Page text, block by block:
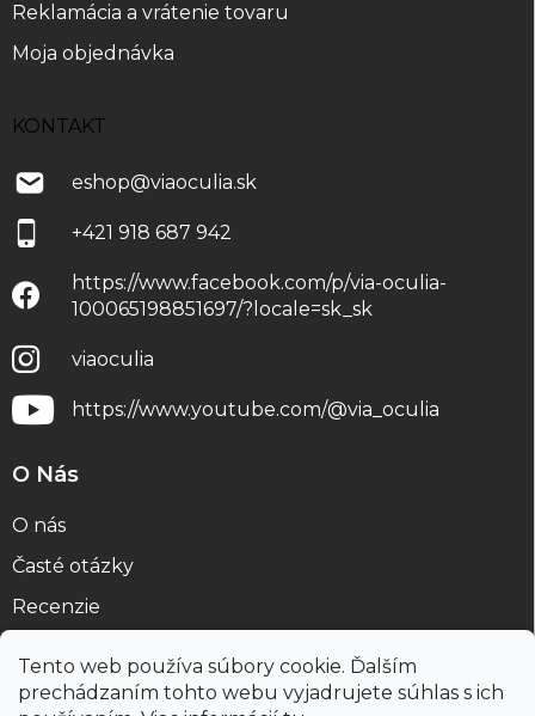
Tento web používa súbory cookie. Ďalším
prechádzaním tohto webu vyjadrujete súhlas s ich
Reklamácia a vrátenie tovaru
Moja objednávka
KONTAKT
eshop@viaoculia.sk
+421 918 687 942
https://www.facebook.com/p/via-oculia-
100065198851697/?locale=sk_sk
viaoculia
https://www.youtube.com/@via_oculia
O Nás
O nás
Časté otázky
Recenzie